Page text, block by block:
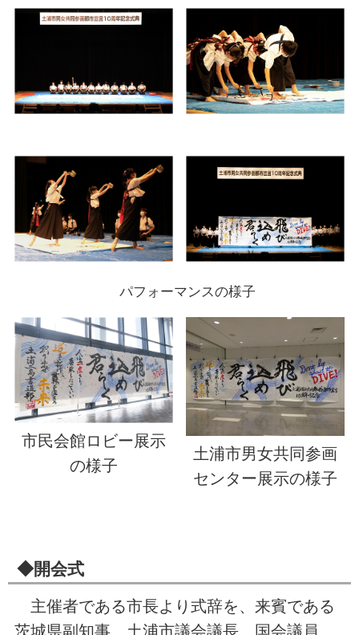
パフォーマンスの様子
市民会館ロビー展示
の様子
土浦市男女共同参画
センター展示の様子
◆開会式
主催者である市長より式辞を、来賓である
茨城県副知事、土浦市議会議長、国会議員、